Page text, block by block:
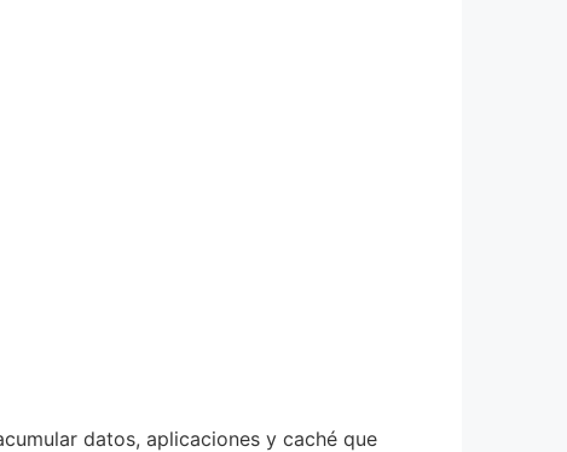
datos, aplicaciones y caché que